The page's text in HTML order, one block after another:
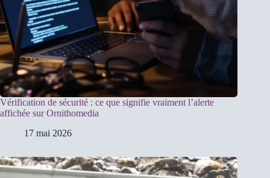
Vérification de sécurité : ce que signifie vraiment l’alerte
affichée sur Ornithomedia
17 mai 2026